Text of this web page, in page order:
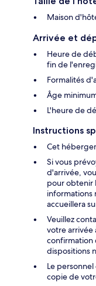
Maison
Arrivée et
Heure de
fin de
Formalités
Âge
L'heure de
Instructions
Cet
Si vous
d'arrivée,
pour obtenir
informations
accueillera
Veuillez
votre arrivée
confirmation
dispositions
Le
copie de